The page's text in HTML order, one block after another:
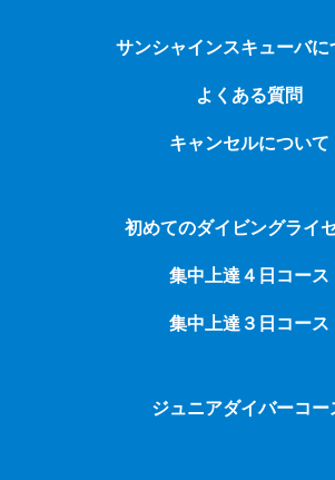
サンシャインスキューバに
よくある質問
キャンセルについて
初めてのダイビングライ
集中上達４日コース
集中上達３日コース
ジュニアダイバーコー